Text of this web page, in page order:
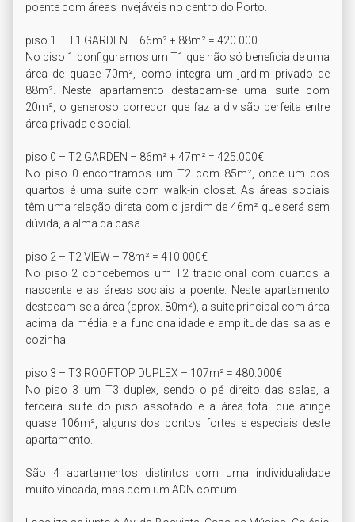
poente com áreas invejáveis no centro do Porto.
piso 1 – T1 GARDEN – 66m² + 88m² = 420.000
No piso 1 configuramos um T1 que não só beneficia de uma
área de quase 70m², como integra um jardim privado de
88m². Neste apartamento destacam-se uma suite com
20m², o generoso corredor que faz a divisão perfeita entre
área privada e social.
piso 0 – T2 GARDEN – 86m² + 47m² = 425.000€
No piso 0 encontramos um T2 com 85m², onde um dos
quartos é uma suite com walk-in closet. As áreas sociais
têm uma relação direta com o jardim de 46m² que será sem
dúvida, a alma da casa.
piso 2 – T2 VIEW – 78m² = 410.000€
No piso 2 concebemos um T2 tradicional com quartos a
nascente e as áreas sociais a poente. Neste apartamento
destacam-se a área (aprox. 80m²), a suite principal com área
acima da média e a funcionalidade e amplitude das salas e
cozinha.
piso 3 – T3 ROOFTOP DUPLEX – 107m² = 480.000€
No piso 3 um T3 duplex, sendo o pé direito das salas, a
terceira suite do piso assotado e a área total que atinge
quase 106m², alguns dos pontos fortes e especiais deste
apartamento.
São 4 apartamentos distintos com uma individualidade
muito vincada, mas com um ADN comum.